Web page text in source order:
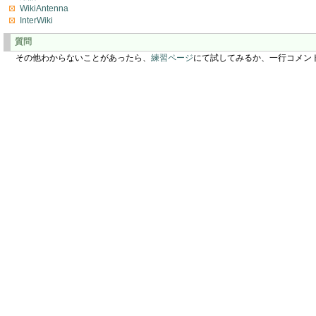
WikiAntenna
InterWiki
質問
その他わからないことがあったら、 練習ページにて試してみるか、一行コメン